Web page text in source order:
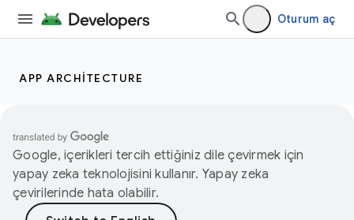
Oturum aç
APP ARCHITECTURE
Google, içerikleri tercih ettiğiniz dile çevirmek için
yapay zeka teknolojisini kullanır. Yapay zeka
çevirilerinde hata olabilir.